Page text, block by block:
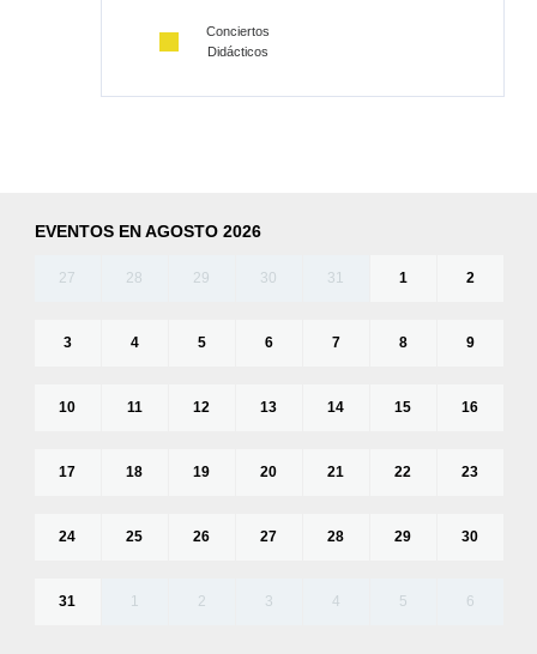
Conciertos
Didácticos
EVENTOS EN AGOSTO 2026
27 28 29 30 31 1 2
3 4 5 6 7 8 9
10 11 12 13 14 15 16
17 18 19 20 21 22 23
24 25 26 27 28 29 30
31 1 2 3 4 5 6